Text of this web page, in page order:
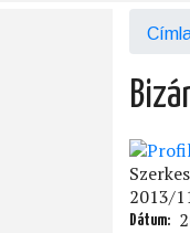
2013/
Dátum